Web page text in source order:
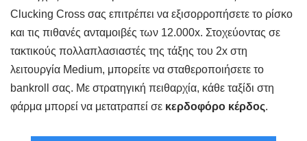
Clucking Cross σας επιτρέπει να εξισορροπήσετε το ρίσκο
και τις πιθανές ανταμοιβές των 12.000x. Στοχεύοντας σε
τακτικούς πολλαπλασιαστές της τάξης του 2x στη
λειτουργία Medium, μπορείτε να σταθεροποιήσετε το
bankroll σας. Με στρατηγική πειθαρχία, κάθε ταξίδι στη
φάρμα μπορεί να μετατραπεί σε κερδοφόρο κέρδος.